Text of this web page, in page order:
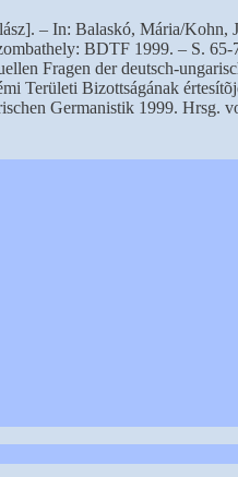
– In: Balaskó, Mária/Kohn,
BDTF 1999. – S.
Fragen der deutsch-
Területi Bizottságának
Germanistik 1999. Hrsg.